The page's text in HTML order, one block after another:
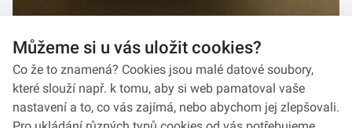
Můžeme si u vás uložit cookies?
Co že to znamená? Cookies jsou malé datové soubory,
které slouží např. k tomu, aby si web pamatoval vaše
nastavení a to, co vás zajímá, nebo abychom jej zlepšovali.